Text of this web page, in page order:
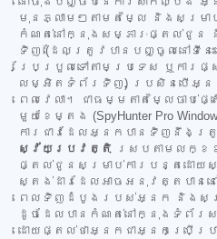
មុនភ្លាមៗតាមតម្លៃ និងសម្រាប់
កំណត់នៅក្នុងសម្ភារៈផ្តល់ជូន
ទិញ (ដែលត្រូវបានបញ្ចូលនៅទីនេះ
ប្រែប្រួលទៅតាមប្រទេស ឬកា
លម្អិតទំព័រទិញ) ប្រសិនបើអ្នក
ពេលវេលា។ ជាធម្មតាតម្លៃចាប់ផ្
មួយខែម្តង (SpyHunter Pro
ការជាវដែលអ្នកបានទិញនឹងត្
ស្វ័យប្រវត្តិ ស្របតាមលក្ខខ
ផ្តល់ជូនសម្រាប់ការបន្តដោយ
ស្តង់ដារដែលអាចអនុវត្តបាននៅ
ពេលទិញដំបូងរបស់អ្នក និងសម្រ
ដូចដែលបានកំណត់នៅក្នុងទំព័រ
ដោយផ្តល់ថាអ្នកជាអ្នកប្រើប្រ